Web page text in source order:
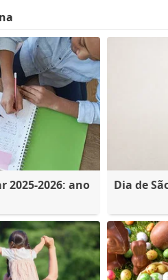
2025-2026: ano
Dia de